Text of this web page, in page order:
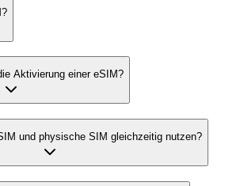
Aktivierung einer eSIM?
und physische SIM gleichzeitig nutzen?